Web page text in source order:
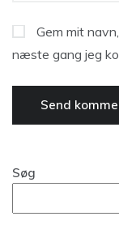
Gem mit
næste gang jeg
Søg